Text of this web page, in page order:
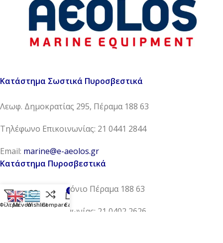
Κατάστημα Σωστικά Πυροσβεστικά
Λεωφ. Δημοκρατίας 295, Πέραμα 188 63
Τηλέφωνο Επικοινωνίας: 21 0441 2844
Email: marine@e-aeolos.gr
Κατάστημα Πυροσβεστικά
Ηλείας 11Α, Νέο Ικόνιο Πέραμα 188 63
Τηλέφωνο Επικοινωνίας: 21 0402 2626
ΜένουWishlistCompare
0
Cart